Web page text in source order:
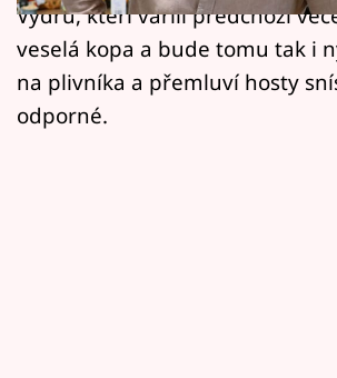
Pořady
Mámy sobě
Vydru, kteří vařili předchozí
veselá kopa a bude tomu tak i
na plivníka a přemluví hosty
odporné.